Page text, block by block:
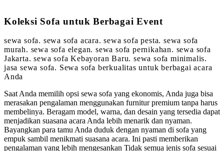
Koleksi Sofa untuk Berbagai Event
sewa sofa. sewa sofa acara. sewa sofa pesta. sewa sofa
murah. sewa sofa elegan. sewa sofa pernikahan. sewa sofa
Jakarta. sewa sofa Kebayoran Baru. sewa sofa minimalis.
jasa sewa sofa. Sewa sofa berkualitas untuk berbagai acara
Anda
Saat Anda memilih opsi sewa sofa yang ekonomis, Anda juga bisa
merasakan pengalaman menggunakan furnitur premium tanpa harus
membelinya. Beragam model, warna, dan desain yang tersedia dapat
menjadikan suasana acara Anda lebih menarik dan nyaman.
Bayangkan para tamu Anda duduk dengan nyaman di sofa yang
empuk sambil menikmati suasana acara. Ini pasti memberikan
pengalaman yang lebih mengesankan Tidak semua jenis sofa sesuai